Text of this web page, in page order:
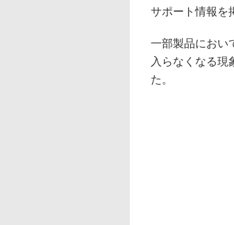
サポート情報を
一部製品におい
入らなくなる現
た。